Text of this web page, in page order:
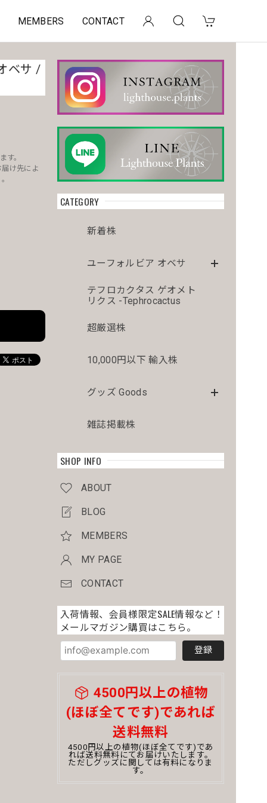
MEMBERS CONTACT
CATEGORY
新着株
ユーフォルビア オベサ
テフロカクタス ゲオメト
リクス -Tephrocactus
超厳選株
10,000円以下 輸入株
グッズ Goods
雑誌掲載株
SHOP INFO
ABOUT
BLOG
MEMBERS
MY PAGE
CONTACT
入荷情報、会員様限定SALE情報など！
メールマガジン購買はこちら。
登録
4500円以上の植物
(ほぼ全てです)であれば
送料無料
4500円以上の植物(ほぼ全てです)であ
れば送料無料にてお届けいたします。
ただしグッズに関しては有料になりま
す。
ベサ /
す。
け先によ